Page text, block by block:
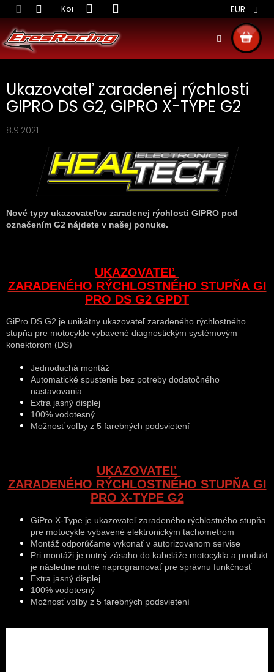
Prejsť
na
obsah
Kontakt Obchodné podmienky Doprava
EUR
KOŠÍK
Ukazovateľ zaradenej rýchlosti
GIPRO DS G2, GIPRO X-TYPE G2
8.9.2021
Nové typy ukazovateľov zaradenej rýchlosti GIPRO pod
označením G2 nájdete v našej ponuke.
UKAZOVATEĽ
ZARADENÉHO RÝCHLOSTNÉHO STUPŇA GI
PRO DS G2 GPDT
GiPro DS G2 je unikátny ukazovateľ zaradeného rýchlostného
stupňa pre motocykle vybavené diagnostickým systémovým
konektorom (DS)
Jednoduchá montáž
Automatické spustenie bez potreby dodatočného
nastavovania
Extra jasný displej
100% vodotesný
Možnosť voľby z 5 farebných podsvietení
UKAZOVATEĽ
ZARADENÉHO RÝCHLOSTNÉHO STUPŇA GI
PRO X-TYPE G2
GiPro X-Type je ukazovateľ zaradeného rýchlostného stupňa
pre motocykle vybavené elektronickým tachometrom
Montáž odporúčame vykonať v autorizovanom servise
Pri montáži je nutný zásaho do kabeláže motocykla a produkt
je následne nutné naprogramovať pre správnu funkčnosť
Extra jasný displej
100% vodotesný
Možnosť voľby z 5 farebných podsvietení